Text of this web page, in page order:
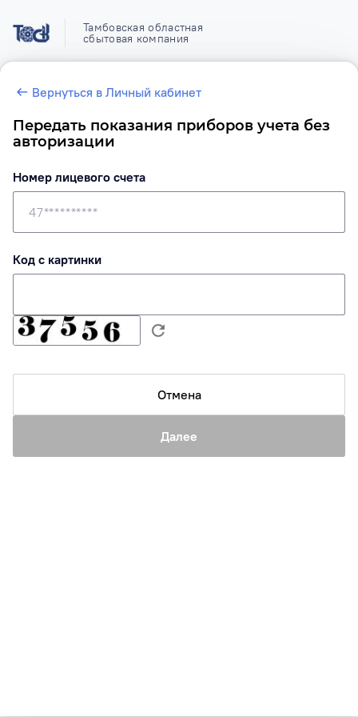
Тамбовская областная
сбытовая компания
Вернуться в Личный кабинет
Передать показания приборов учета без
авторизации
Номер лицевого счета
Код с картинки
Отмена
Далее